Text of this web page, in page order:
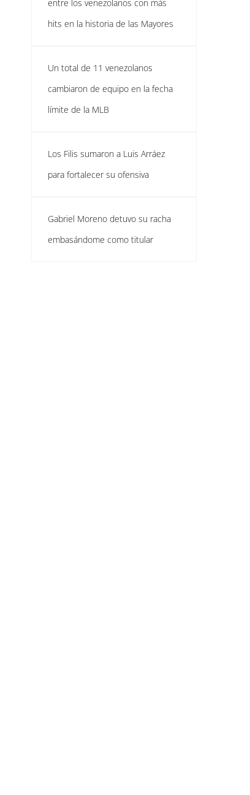
entre los venezolanos con más
hits en la historia de las Mayores
Un total de 11 venezolanos
cambiaron de equipo en la fecha
límite de la MLB
Los Filis sumaron a Luis Arráez
para fortalecer su ofensiva
Gabriel Moreno detuvo su racha
embasándome como titular